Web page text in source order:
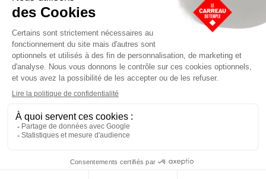
Découvrir les espaces
Devenir partenaire
Guide d’accessibilité
Établissement culturel et sportif à l’architecture industrielle de la fin du
XIXème siècle, le Carreau du Temple fut réhabilité en 2014 par la Ville
artistiques, culturels et sportifs, à travers une programmation éclectique